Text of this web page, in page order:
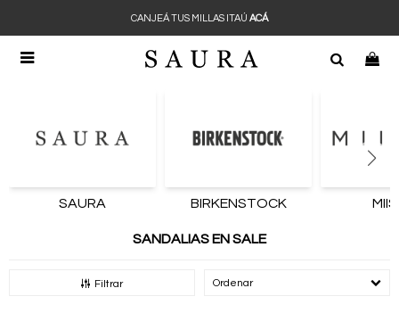

CANJEÁ TUS MILLAS ITAÚ ACÁ
SAURA BIRKENSTOCK
SANDALIAS EN SALE
Filtrar Recomendados